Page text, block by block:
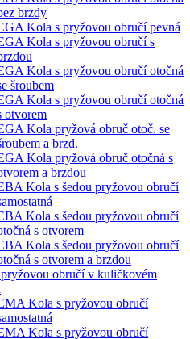
brzdy
Kola s pryžovou obručí pevná
Kola s pryžovou obručí s
Kola s pryžovou obručí otočná
šroubem
Kola s pryžovou obručí otočná
otvorem
Kola pryžová obruč otoč. se
a brzd.
Kola pryžová obruč otočná s
a brzdou
Kola s šedou pryžovou obručí
Kola s šedou pryžovou obručí
s otvorem
Kola s šedou pryžovou obručí
s otvorem a brzdou
obručí v kuličkovém
Kola s pryžovou obručí
Kola s pryžovou obručí